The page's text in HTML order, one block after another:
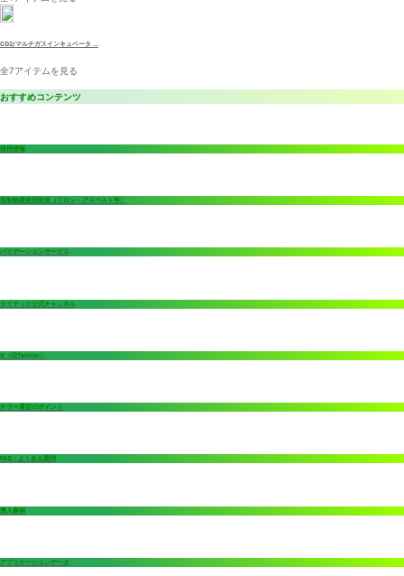
CO2/マルチガスインキュベータ ...
全7アイテムを見る
おすすめコンテンツ
採用情報
規制物質使用状況（フロン・アスベスト等）
バリデーションサービス
タイテック公式チャンネル
X（旧Twitter）
チラー選定のポイント
FAQ：よくある質問
導入事例
アプリケーションデータ